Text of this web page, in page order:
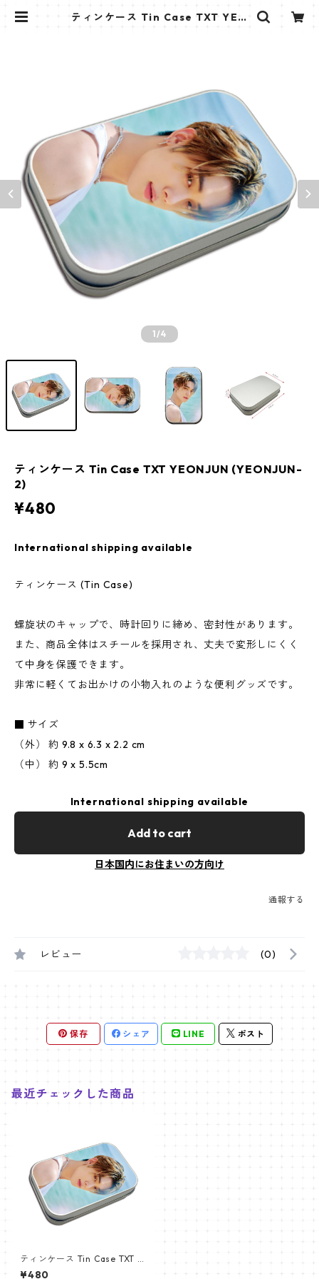
ティンケース Tin Case TXT YEO
1/4
ティンケース Tin Case TXT YEONJUN (YEONJUN-
2)
¥480
International shipping available
ティンケース (Tin Case)
螺旋状のキャップで、時計回りに締め、密封性があります。
また、商品全体はスチールを採用され、丈夫で変形しにくく
て中身を保護できます。
非常に軽くてお出かけの小物入れのような便利グッズです。
■ サイズ
（外） 約 9.8 x 6.3 x 2.2 cm
（中） 約 9 x 5.5cm
International shipping available
Add to cart
日本国内にお住まいの方向け
通報する
レビュー (0)
保存 シェア LINE ポスト
最近チェックした商品
ティンケース Tin Case TXT Y
EONJUN (YEONJUN-2)
¥480